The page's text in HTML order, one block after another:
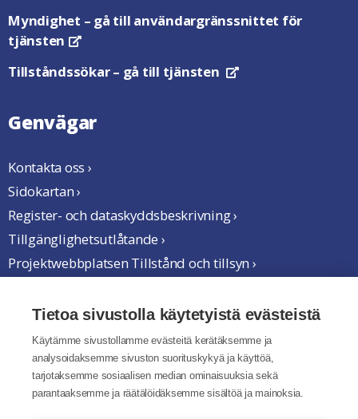
Myndighet – gå till användargränssnittet för
tjänsten
Öppnas i en ny flik
Tillståndssökar– gå till tjänsten Öppnas i en ny flik
Genvägar
Kontakta oss ›
Sidokartan ›
Register- och dataskyddsbeskrivning ›
Tillgänglighetsutlåtande ›
Projektwebbplatsen Tillstånd och tillsyn ›
Vi samarbetar
Tietoa sivustolla käytetyistä evästeistä
Käytämme sivustollamme evästeitä kerätäksemme ja
analysoidaksemme sivuston suorituskykyä ja käyttöä,
tarjotaksemme sosiaalisen median ominaisuuksia sekä
parantaaksemme ja räätälöidäksemme sisältöä ja mainoksia.